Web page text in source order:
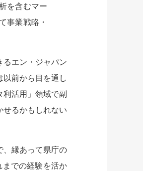
を含むマー
事業戦略・
るエン・ジャパン
前から目を通し
利活用」領域で副
せるかもしれない
、縁あって県庁の
での経験を活か